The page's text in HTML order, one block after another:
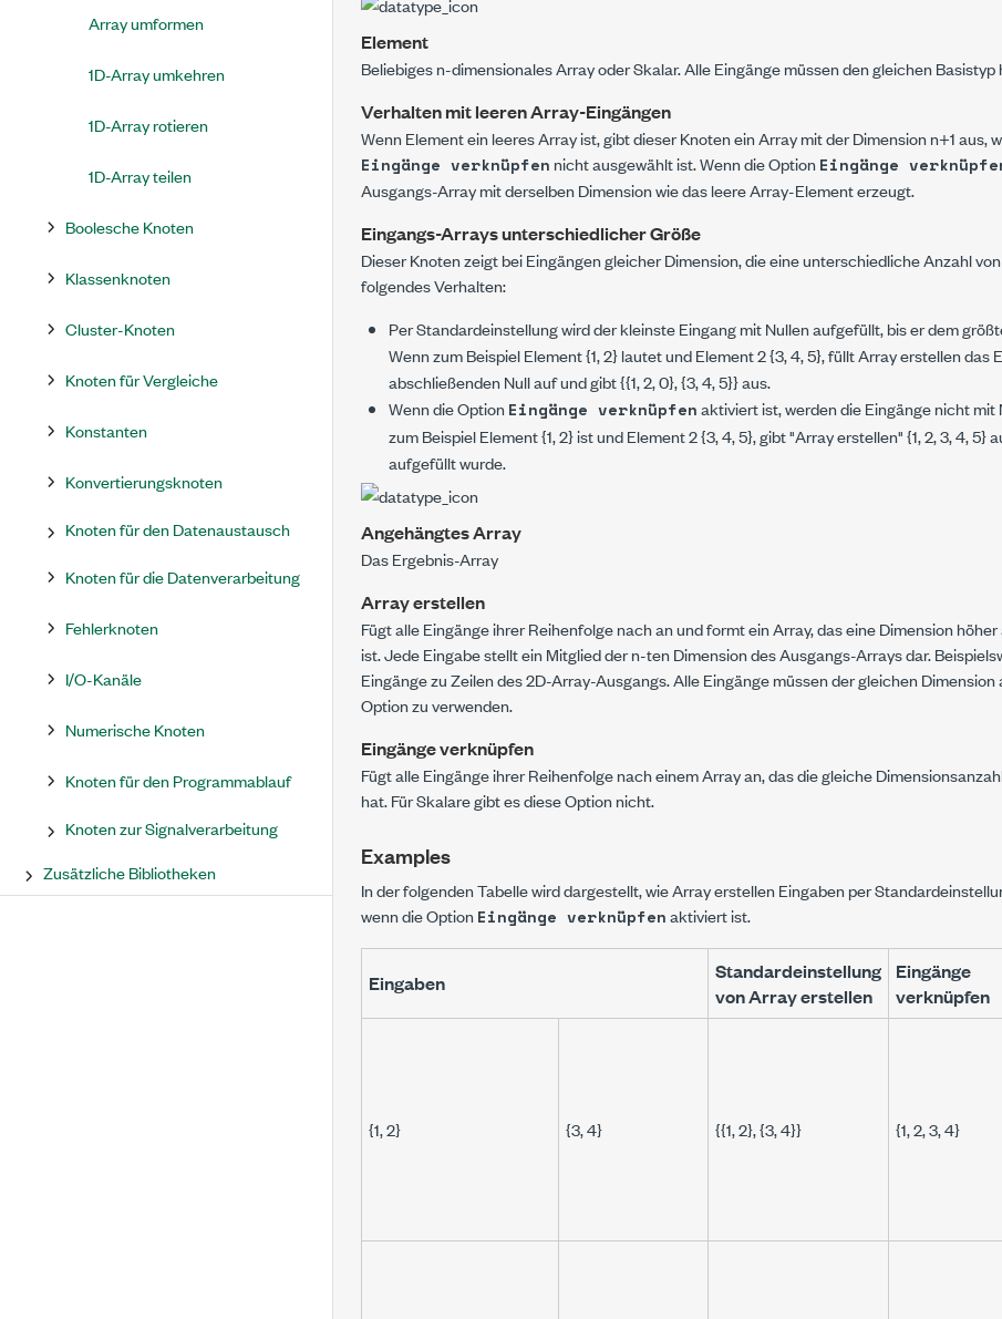
Array umformen
1D-Array umkehren
1D-Array rotieren
1D-Array teilen
Boolesche Knoten
Klassenknoten
Cluster-Knoten
Knoten für Vergleiche
Konstanten
Konvertierungsknoten
Knoten für den Datenaustausch
Knoten für die Datenverarbeitung
Fehlerknoten
I/O-Kanäle
Numerische Knoten
Knoten für den Programmablauf
Knoten zur Signalverarbeitung
Zusätzliche Bibliotheken
Element
Beliebigesn-dimensionales Array oder Skalar. Alle Eingänge müssen den gleichen Basistyp
Verhalten mit leeren Array-Eingängen
WennElementein leeres Array ist, gibt dieser Knoten ein Array mit der Dimension n+1 aus,
Eingänge verknüpfen nicht ausgewählt ist. Wenn die OptionEingänge
Ausgangs-Array mit derselben Dimension wie das leere Array-Elementerzeugt.
Eingangs-Arrays unterschiedlicher Größe
Dieser Knoten zeigt bei Eingängen gleicher Dimension, die eine unterschiedliche Anzahl
folgendes Verhalten:
Per Standardeinstellung wird der kleinste Eingang mit Nullen aufgefüllt, bis er dem
Wenn zum BeispielElement{1, 2} lautet undElement 2{3, 4, 5}, fülltArray erstellendas
abschließenden Null auf und gibt {{1, 2, 0}, {3, 4, 5}} aus.
Wenn die OptionEingänge verknüpfenaktiviert ist, werden die Eingänge nicht
zum BeispielElement{1, 2} ist undElement 2{3, 4, 5}, gibt "Array erstellen" {1, 2, 3, 4, 5}
aufgefüllt wurde.
Angehängtes Array
Das Ergebnis-Array
Array erstellen
Fügt alle Eingänge ihrer Reihenfolge nach an und formt ein Array, das eine Dimension
ist. Jede Eingabe stellt ein Mitglied der n-ten Dimension des Ausgangs-Arrays dar.
Eingänge zu Zeilen des 2D-Array-Ausgangs. Alle Eingänge müssen der gleichen Dimension
Option zu verwenden.
Eingänge verknüpfen
Fügt alle Eingänge ihrer Reihenfolge nach einem Array an, das die gleiche
hat. Für Skalare gibt es diese Option nicht.
Examples
In der folgenden Tabelle wird dargestellt, wieArray erstellenEingaben per
wenn die OptionEingänge verknüpfenaktiviert ist.
Eingaben
Standardeinstellung
vonArray erstellen
Eingänge
verknüpfen
{1, 2} {3, 4} {{1, 2}, {3, 4}} {1, 2, 3, 4}